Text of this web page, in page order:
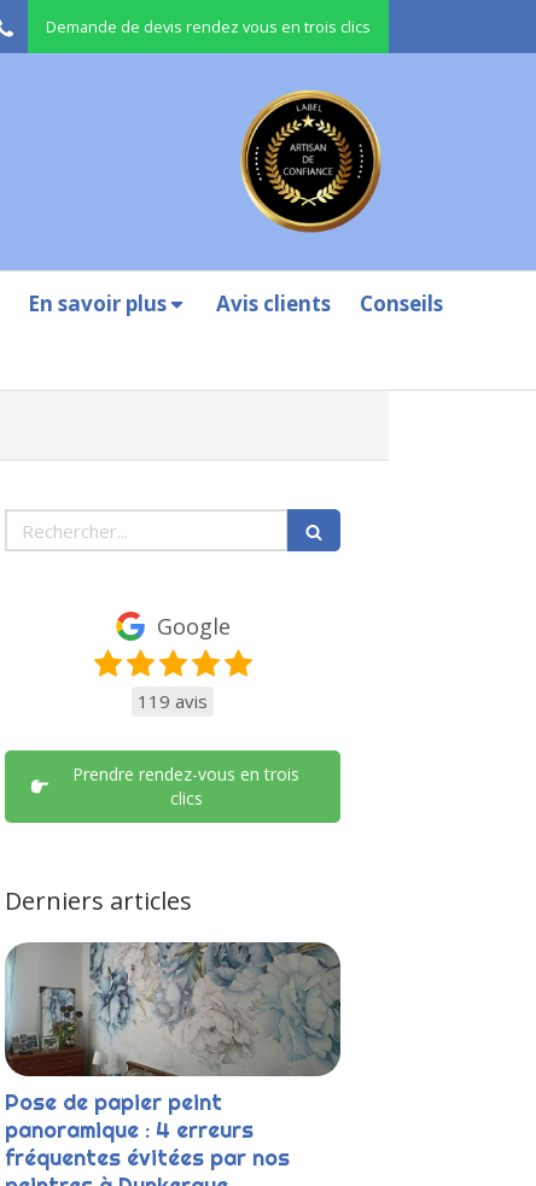
Demande de devis rendez vous en trois clics
En savoir plus Avis clients Conseils
Rechercher
Google
119 avis
Prendre rendez-vous en trois
clics
Derniers articles
Pose de papier peint
panoramique : 4 erreurs
fréquentes évitées par nos